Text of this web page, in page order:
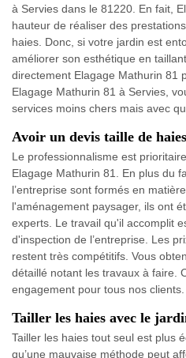
à Servies dans le 81220. En fait,
hauteur de réaliser des
haies. Donc, si votre jardin est
améliorer son esthétique en
directement Elagage Mathurin 81
Elagage Mathurin 81 à Servies,
services moins chers mais avec
Avoir un devis taille de
Le professionnalisme est
Elagage Mathurin 81. En plus du
l’entreprise sont formés en
l'aménagement paysager, ils ont
experts. Le travail qu'il accomplit
d'inspection de l’entreprise. Les
restent très compétitifs. Vous
détaillé notant les travaux à faire.
engagement pour tous nos clients.
Tailler les haies avec le
Tailler les haies tout seul est plus
qu’une mauvaise méthode peut